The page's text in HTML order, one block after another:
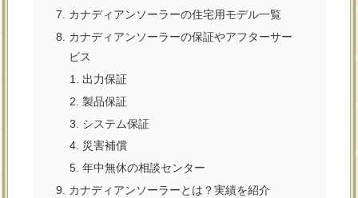
カナディアンソーラーの住宅用モデル一覧
カナディアンソーラーの保証やアフターサー
ビス
出力保証
製品保証
システム保証
災害補償
年中無休の相談センター
カナディアンソーラーとは？実績を紹介